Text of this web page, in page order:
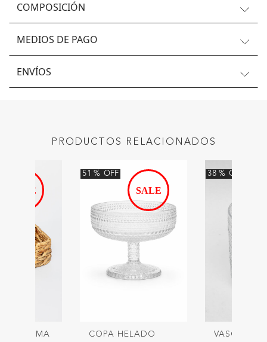
COMPOSICIÓN
MEDIOS DE PAGO
ENVÍOS
PRODUCTOS RELACIONADOS
LIMA
51% OFF
COPA HELADO
38% OFF
VASO